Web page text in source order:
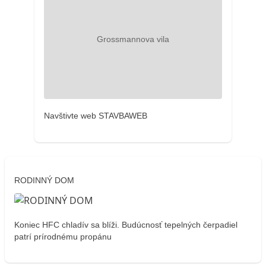
Navštivte web STAVBAWEB
RODINNÝ DOM
Koniec HFC chladív sa blíži. Budúcnosť tepelných čerpadiel
patrí prírodnému propánu